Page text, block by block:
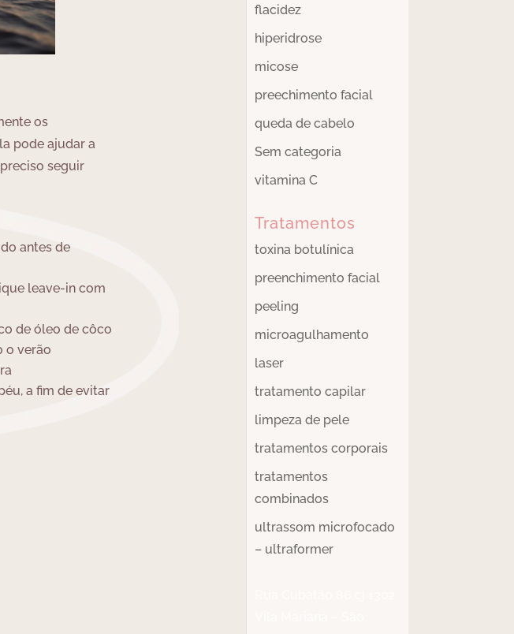
os
pode ajudar a
seguir
antes de
leave-in com
de óleo de côco
o verão
a fim de evitar
flacidez
hiperidrose
micose
preechimento facial
queda de cabelo
Sem categoria
vitamina C
Tratamentos
toxina botulínica
preenchimento facial
peeling
microagulhamento
laser
tratamento capilar
limpeza de pele
tratamentos corporais
tratamentos
combinados
ultrassom microfocado
– ultraformer